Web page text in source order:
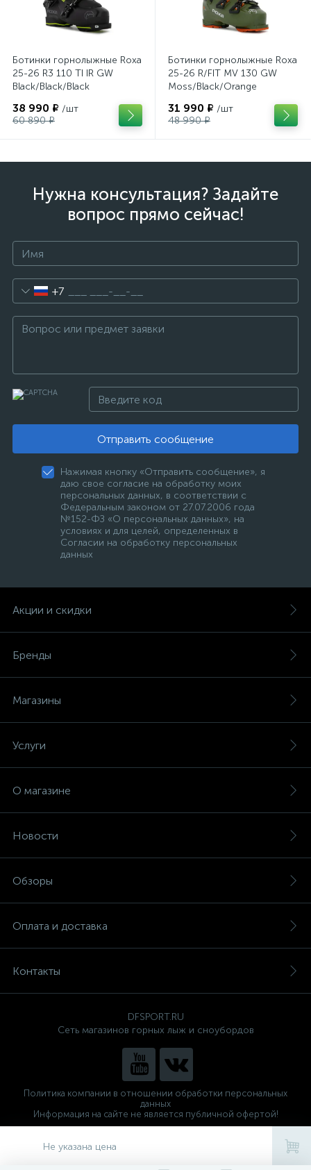
Не указана цена
Ботинки горнолыжные Roxa
25-26 R3 110 TI IR GW
Black/Black/Black
38 990 ₽ /шт
60 890 ₽
Ботинки горнолыжные Roxa
25-26 R/FIT MV 130 GW
Moss/Black/Orange
31 990 ₽ /шт
48 990 ₽
Нужна консультация? Задайте
вопрос прямо сейчас!
+7
Отправить сообщение
Нажимая кнопку «Отправить сообщение», я
даю свое согласие на обработку моих
персональных данных, в соответствии с
Федеральным законом от 27.07.2006 года
№152-ФЗ «О персональных данных», на
условиях и для целей, определенных в
Согласии на обработку персональных
данных
Акции и скидки
Бренды
Магазины
Услуги
О магазине
Новости
Обзоры
Оплата и доставка
Контакты
DFSPORT.RU
Сеть магазинов горных лыж и сноубордов
Политика компании в отношении обработки персональных
данных
Информация на сайте не является публичной офертой!